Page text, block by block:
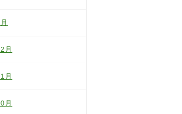
月
月
月